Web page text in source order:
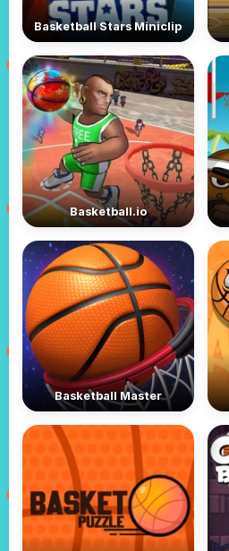
Basketball Stars Miniclip
Basketball.io
Basketball Master